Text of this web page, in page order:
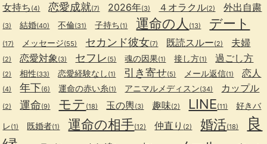
女持ち (4) 恋愛成就(7) 2026年(3) ４オラクル(2) 外出自粛
(3) 結婚(40) 不倫(31) 子持ち(1) 運命の人 (13) デート
(17) メッセージ(55) セカンド彼女(7) 既読スルー(2) 夫婦
(2) 恋愛対象(3) セフレ (5) 魂の因果(1) 接し方(1) 過ごし方
(2) 相性(33) 恋愛経験なし (1) 引き寄せ(5) メール返信(1) 恋人
(4) 年下(6) 運命の赤い糸(1) アニマルメディスン(34) カップル
(2) 運命(9) モテ (18) 玉の輿(3) 趣味(2) LINE(11)
好きバ
レ(1) 既婚者(1) 運命の相手(12) 仲直り (2) 婚活(18)
良